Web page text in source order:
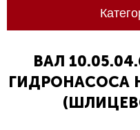
ВАЛ
ГИДРОНАСОСА